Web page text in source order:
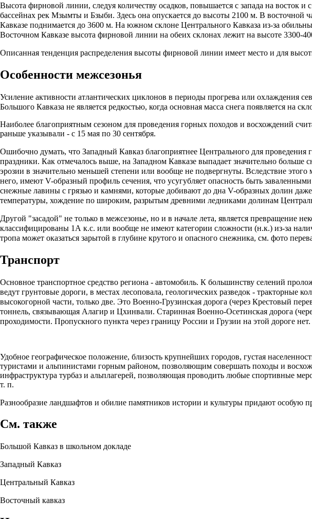
Высота фирновой линии, следуя количеству осадков, повышается с запада на восток
бассейнах рек Мзымты и Бзыби. Здесь она опускается до высоты 2100 м. В восточной
Кавказе поднимается до 3600 м. На южном склоне Центрального Кавказа из-за
Восточном Кавказе высота фирновой линии на обеих склонах лежит на высоте 3300-
Описанная тенденция распределения высоты фирновой линии имеет место и для
Особенности межсезонья
Усиление активности атлантических циклонов в периоды прогрева или охлаждения
Большого Кавказа не является редкостью, когда основная масса снега появляется на
Наиболее благоприятным сезоном для проведения горных походов и восхождений
раньше указывали - с 15 мая по 30 сентября.
Ошибочно думать, что Западный Кавказ благоприятнее Центрального для проведения
праздники. Как отмечалось выше, на Западном Кавказе выпадает значительно больше
эрозии в значительно меньшей степени или вообще не подвергнуты. Вследствие
него, имеют V-образный профиль сечения, что усугубляет опасность быть
снежные лавины с грязью и камнями, которые добивают до дна V-образных долин
температуры, хождение по широким, разрытым древними ледниками долинам
Другой "засадой" не только в межсезонье, но и в начале лета, является превращение
классифицированы 1А к.с. или вообще не имеют категории сложности (н.к.) из-за
тропа может оказаться зарытой в глубине крутого и опасного снежника, см. фото
Транспорт
Основное транспортное средство региона - автомобиль. К большинству селений
ведут грунтовые дороги, в местах лесоповала, геологических разведок - тракторные
высокогорной части, только две. Это Военно-Грузинская дорога (через Крестовый
тоннель, связывающая Алагир и Цхинвали. Старинная Военно-Осетинская дорога
проходимости. Пропускного пункта через границу России и Грузии на этой дороге нет.
Удобное географическое положение, близость крупнейших городов, густая
туристами и альпинистами горным районом, позволяющим совершать походы и
инфраструктура турбаз и альплагерей, позволяющая проводить любые спортивные
т. п.
Разнообразие ландшафтов и обилие памятников истории и культуры придают особую
См. также
Большой Кавказ в школьном докладе
Западный Кавказ
Центральный Кавказ
Восточный кавказ